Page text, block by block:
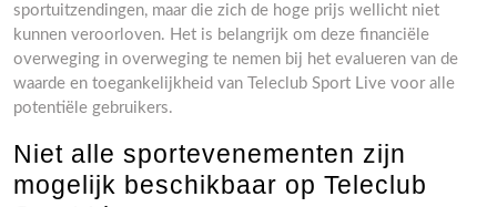
sportuitzendingen, maar die zich de hoge prijs wellicht niet
kunnen veroorloven. Het is belangrijk om deze financiële
overweging in overweging te nemen bij het evalueren van de
waarde en toegankelijkheid van Teleclub Sport Live voor alle
potentiële gebruikers.
Niet alle sportevenementen zijn
mogelijk beschikbaar op Teleclub